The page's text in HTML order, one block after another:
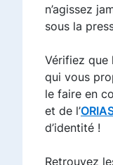
n’agissez
sous la
Vérifiez que
qui vous
le faire en
et de l’
d’identité !
Retrouvez